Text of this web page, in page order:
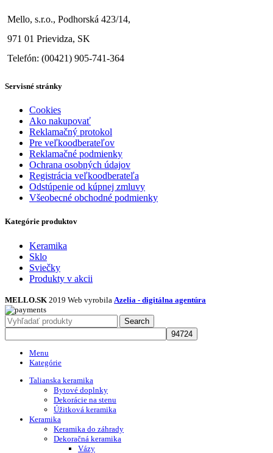
Mello, s.r.o., Podhorská 423/14,
971 01 Prievidza, SK
Telefón: (00421) 905-741-364
Servisné stránky
Cookies
Ako nakupovať
Reklamačný protokol
Pre veľkoodberateľov
Reklamačné podmienky
Ochrana osobných údajov
Registrácia veľkoodberateľa
Odstúpenie od kúpnej zmluvy
Všeobecné obchodné podmienky
Kategórie produktov
Keramika
Sklo
Sviečky
Produkty v akcii
MELLO.SK 2019 Web vyrobila Azelia - digitálna agentúra
Search
Menu
Kategórie
Talianska keramika
Bytové doplnky
Dekorácie na stenu
Úžitková keramika
Keramika
Keramika do záhrady
Dekoračná keramika
Vázy